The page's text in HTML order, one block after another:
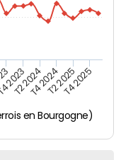
en Bourgogne)
2023
T2 2024T4 2024T2 2025T4 2025